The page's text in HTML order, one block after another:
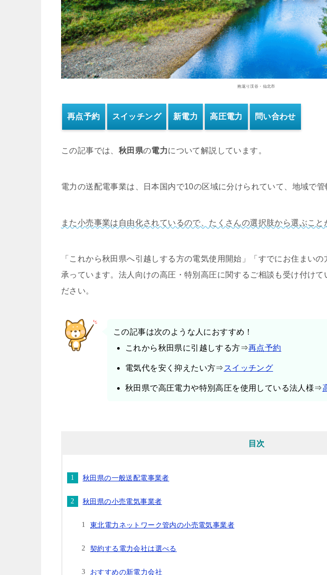
抱返り渓谷・仙北市
再点予約 スイッチング 新電力 高圧電力 問い合わせ
この記事では、 秋田県の電力について解説しています。
電力の送配電事業は、日本国内で10の区域に分けられていて、地域で管
また小売事業は自由化されているので、たくさんの選択肢から選ぶこと
「これから秋田県へ引越しする方の電気使用開始」「すでにお住まい
承っています。法人向けの高圧・特別高圧に関するご相談も受け付けて
ださい。
この記事は次のような人におすすめ！
これから秋田県に引越しする方⇒再点予約
電気代を安く抑えたい方⇒ スイッチング
秋田県で高圧電力や特別高圧を使用している法人様⇒
目次
秋田県の一般送配電事業者
秋田県の小売電気事業者
東北電力ネットワーク管内の小売電気事業者
契約する電力会社は選べる
おすすめの新電力会社